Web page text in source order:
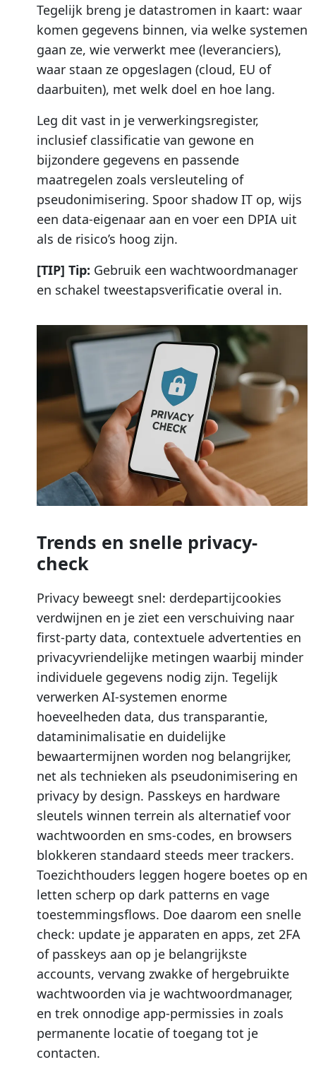
Tegelijk breng je datastromen in kaart: waar
komen gegevens binnen, via welke systemen
gaan ze, wie verwerkt mee (leveranciers),
waar staan ze opgeslagen (cloud, EU of
daarbuiten), met welk doel en hoe lang.
Leg dit vast in je verwerkingsregister,
inclusief classificatie van gewone en
bijzondere gegevens en passende
maatregelen zoals versleuteling of
pseudonimisering. Spoor shadow IT op, wijs
een data-eigenaar aan en voer een DPIA uit
als de risico’s hoog zijn.
[TIP] Tip: Gebruik een wachtwoordmanager
en schakel tweestapsverificatie overal in.
Trends en snelle privacy-
check
Privacy beweegt snel: derdepartijcookies
verdwijnen en je ziet een verschuiving naar
first-party data, contextuele advertenties en
privacyvriendelijke metingen waarbij minder
individuele gegevens nodig zijn. Tegelijk
verwerken AI-systemen enorme
hoeveelheden data, dus transparantie,
dataminimalisatie en duidelijke
bewaartermijnen worden nog belangrijker,
net als technieken als pseudonimisering en
privacy by design. Passkeys en hardware
sleutels winnen terrein als alternatief voor
wachtwoorden en sms-codes, en browsers
blokkeren standaard steeds meer trackers.
Toezichthouders leggen hogere boetes op en
letten scherp op dark patterns en vage
toestemmingsflows. Doe daarom een snelle
check: update je apparaten en apps, zet 2FA
of passkeys aan op je belangrijkste
accounts, vervang zwakke of hergebruikte
wachtwoorden via je wachtwoordmanager,
en trek onnodige app-permissies in zoals
permanente locatie of toegang tot je
contacten.